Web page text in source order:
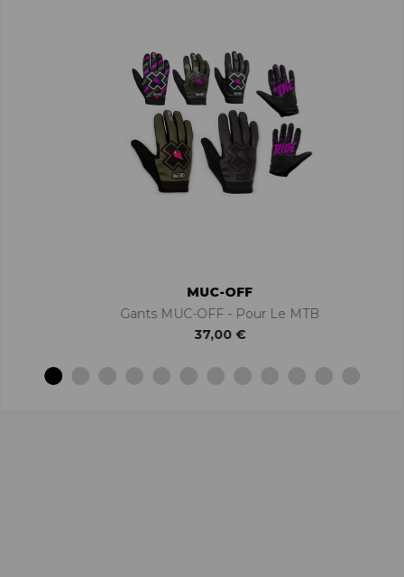
MUC-OFF
Gants MUC-OFF - Pour Le MTB
37,00 €